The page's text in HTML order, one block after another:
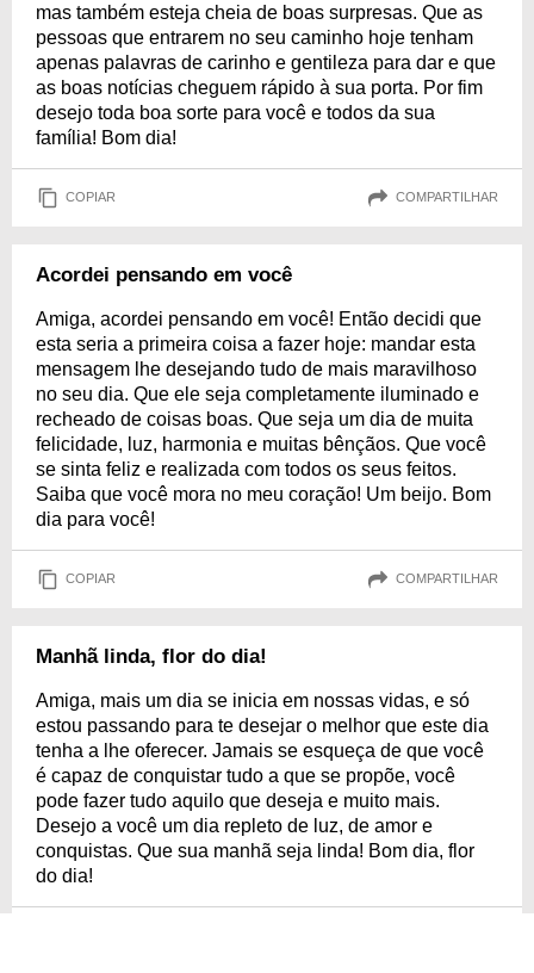
mas também esteja cheia de boas surpresas. Que as
pessoas que entrarem no seu caminho hoje tenham
apenas palavras de carinho e gentileza para dar e que
as boas notícias cheguem rápido à sua porta. Por fim
desejo toda boa sorte para você e todos da sua
família! Bom dia!
COPIAR COMPARTILHAR
Acordei pensando em você
Amiga, acordei pensando em você! Então decidi que
esta seria a primeira coisa a fazer hoje: mandar esta
mensagem lhe desejando tudo de mais maravilhoso
no seu dia. Que ele seja completamente iluminado e
recheado de coisas boas. Que seja um dia de muita
felicidade, luz, harmonia e muitas bênçãos. Que você
se sinta feliz e realizada com todos os seus feitos.
Saiba que você mora no meu coração! Um beijo. Bom
dia para você!
COPIAR COMPARTILHAR
Manhã linda, flor do dia!
Amiga, mais um dia se inicia em nossas vidas, e só
estou passando para te desejar o melhor que este dia
tenha a lhe oferecer. Jamais se esqueça de que você
é capaz de conquistar tudo a que se propõe, você
pode fazer tudo aquilo que deseja e muito mais.
Desejo a você um dia repleto de luz, de amor e
conquistas. Que sua manhã seja linda! Bom dia, flor
do dia!